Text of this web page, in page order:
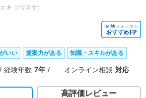
エキ コウスケ）
いい 提案力がある 知識・スキルがある
経験年数 7年 オンライン相談 対応
高評価レビュー